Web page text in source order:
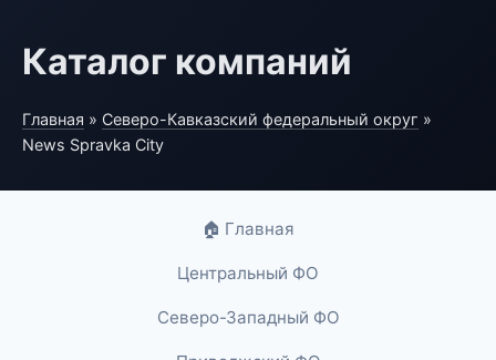
Каталог компаний
Главная » Северо-Кавказский федеральный округ »
News Spravka City
🏠 Главная
Центральный ФО
Северо-Западный ФО